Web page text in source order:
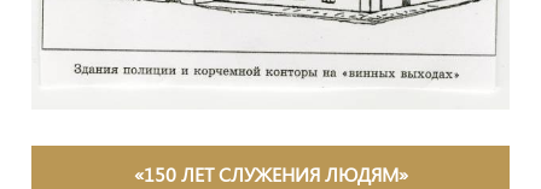
«150 ЛЕТ СЛУЖЕНИЯ ЛЮДЯМ»